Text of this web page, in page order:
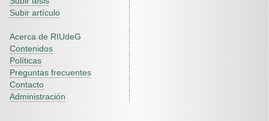
Subir artículo
Acerca de RIUdeG
Contenidos
Políticas
Preguntas frecuentes
Contacto
Administración